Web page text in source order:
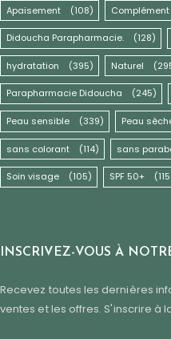
Apaisement (108)
Didoucha Parapharmacie. (128)
hydratation (395) Naturel
Parapharmacie Didoucha (245)
Peau sensible (339) Peau
sans colorant (114) sans
Soin visage (105) SPF 50+
INSCRIVEZ-VOUS À
Recevez toutes les dernières
ventes et les offres. S'inscrire à